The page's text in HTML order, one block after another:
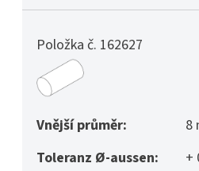
Položka č. 162627
Vnější průměr:
8
Toleranz Ø-aussen:
+